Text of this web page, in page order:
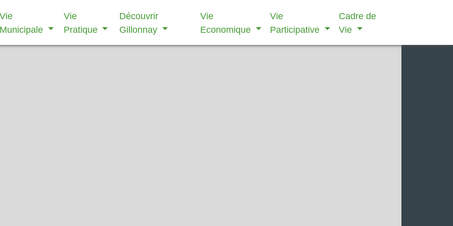
Vie
Municipale
Vie
Pratique
Découvrir
Gillonnay
Vie
Economique
Vie
Participative
Cadre de
Vie